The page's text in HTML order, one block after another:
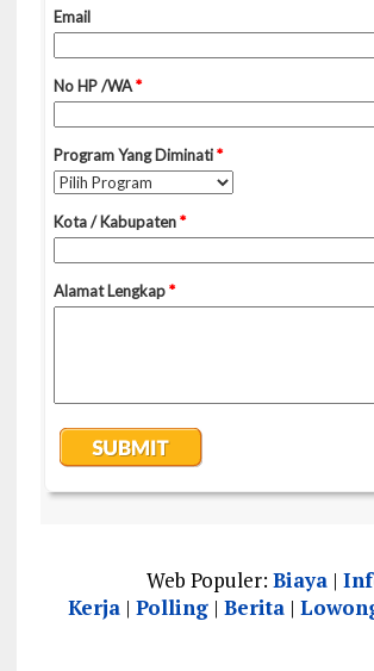
Web Populer:Biaya |
Kerja |Polling |Berita |